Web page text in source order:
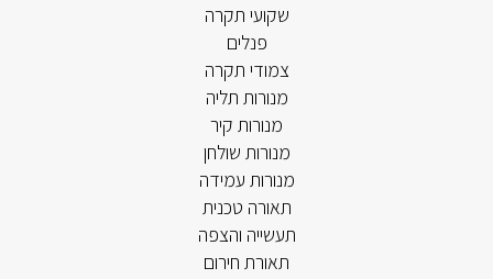
שקועי תקרה
פנלים
צמודי תקרה
מנורות תליה
מנורות קיר
מנורות שולחן
מנורות עמידה
תאורה טכנית
תעשייה והצפה
תאורת חירום